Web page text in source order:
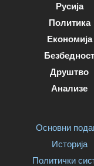
Русија
Политика
Економија
Безбедност
Друштво
Анализе
Основни
Историја
Политички